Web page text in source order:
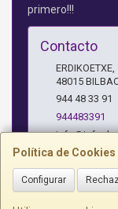
Política de
Configurar
primero!!!
Contacto
48015
944 48 33 91
944483391
Horario